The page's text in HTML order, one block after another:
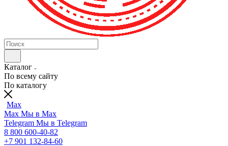
Каталог
По всему сайту
По каталогу
Max
Max Мы в Max
Telegram Мы в Telegram
8 800 600-40-82
+7 901 132-84-60